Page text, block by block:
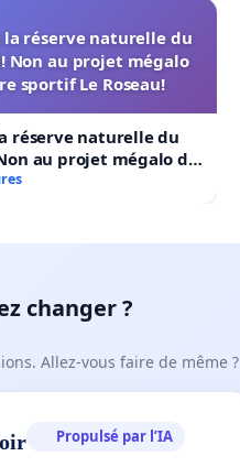
la réserve naturelle du
Non au projet mégalo
sportif Le Roseau!
réserve naturelle du
au projet mégalo du
Le Roseau!
changer ?
Allez-vous faire de même ?
Propulsé par l’IA